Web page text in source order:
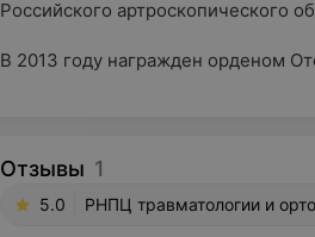
Российского артроскопического
В 2013 году награжден орденом
Отзывы 1
5.0 РНПЦ травматологии и